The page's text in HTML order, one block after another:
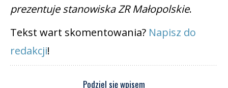
prezentuje stanowiska ZR Małopolskie.
Tekst wart skomentowania? Napisz do
redakcji!
Podziel się wpisem